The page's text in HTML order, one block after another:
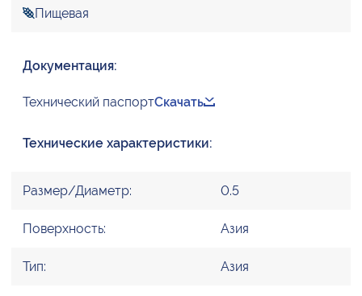
Пищевая
Документация:
Технический паспортСкачать
Технические характеристики:
Размер/Диаметр: 0.5
Поверхность: Азия
Тип: Азия